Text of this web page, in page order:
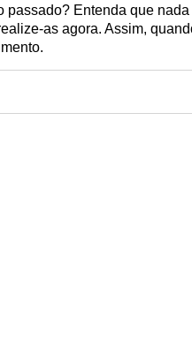
passado? Entenda que
as agora. Assim,